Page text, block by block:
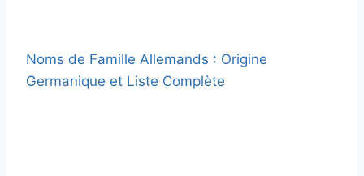
Noms de Famille Allemands : Origine
Germanique et Liste Complète